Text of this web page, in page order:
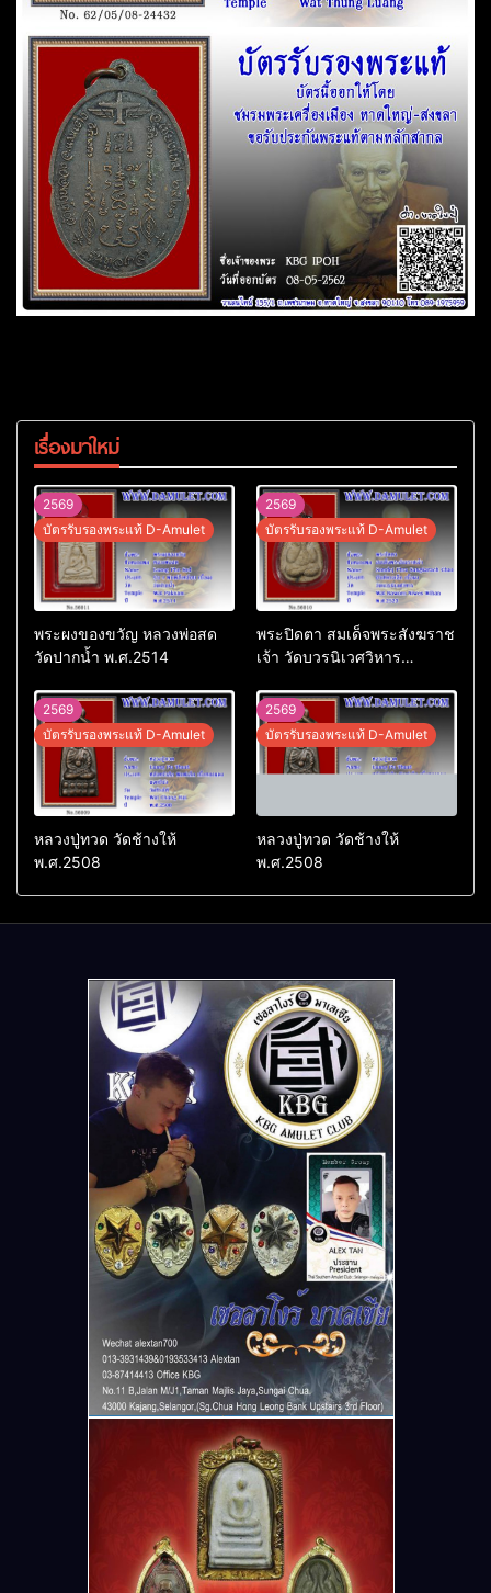
เรื่องมาใหม่
2569
บัตรรับรองพระแท้ D-Amulet
พระผงของขวัญ หลวงพ่อสด
วัดปากน้ำ พ.ศ.2514
2569
บัตรรับรองพระแท้ D-Amulet
พระปิดตา สมเด็จพระสังฆราช
เจ้า วัดบวรนิเวศวิหาร
2569
บัตรรับรองพระแท้ D-Amulet
หลวงปู่ทวด วัดช้างให้
พ.ศ.2508
2569
บัตรรับรองพระแท้ D-Amulet
หลวงปู่ทวด วัดช้างให้
พ.ศ.2508